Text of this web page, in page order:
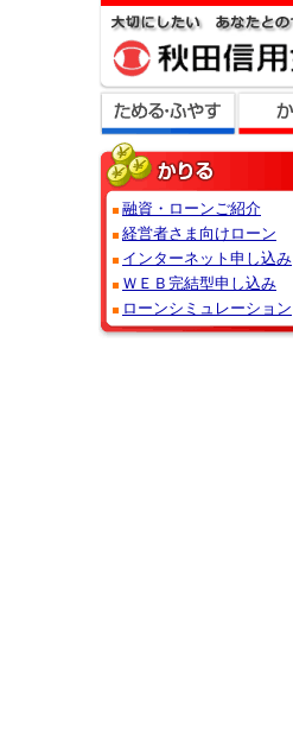
融資・ローンご紹介
経営者さま向けローン
インターネット申し込み
ＷＥＢ完結型申し込み
ローンシミュレーション